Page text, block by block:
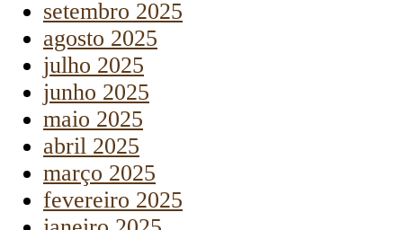
setembro 2025
agosto 2025
julho 2025
junho 2025
maio 2025
abril 2025
março 2025
fevereiro 2025